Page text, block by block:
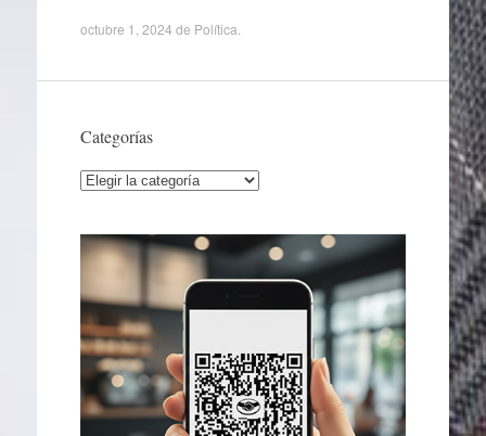
octubre 1, 2024 de Política
Categorías
Categorías